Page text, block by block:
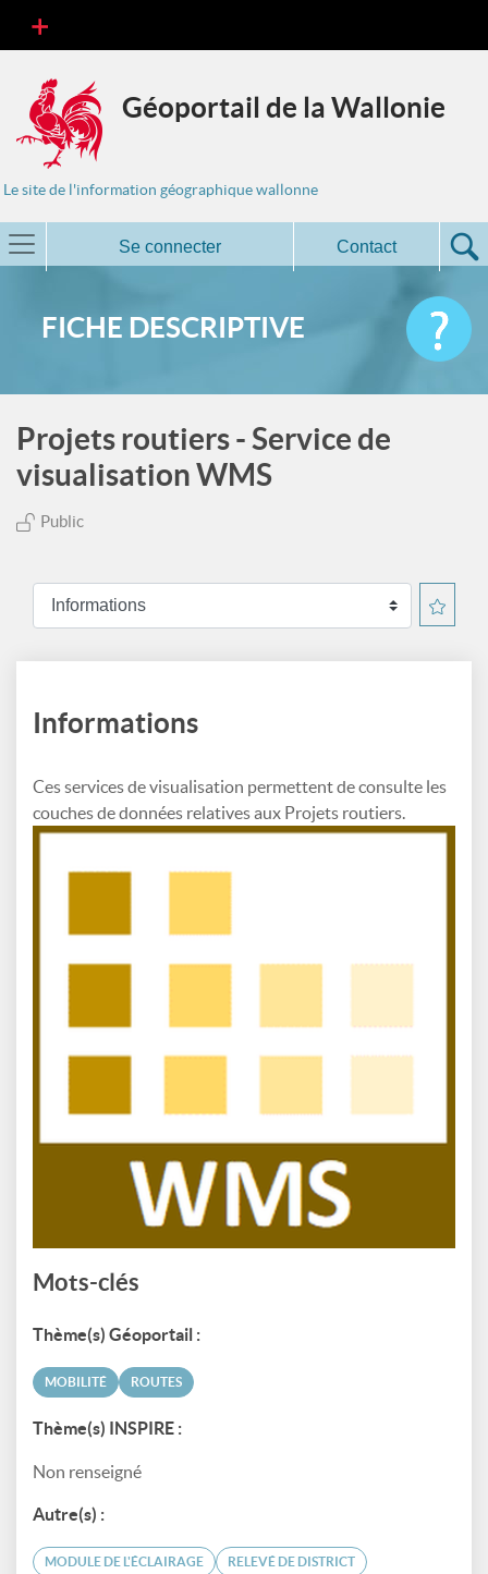
Géoportail de la Wallonie
Le site de l'information géographique wallonne
Se connecter Contact
FICHE DESCRIPTIVE
Projets routiers - Service de
visualisation WMS
Public
Informations
Ces services de visualisation permettent de consulte les
couches de données relatives aux Projets routiers.
Mots-clés
Thème(s) Géoportail :
MOBILITÉ ROUTES
Thème(s) INSPIRE :
Non renseigné
Autre(s) :
MODULE DE L'ÉCLAIRAGE RELEVÉ DE DISTRICT